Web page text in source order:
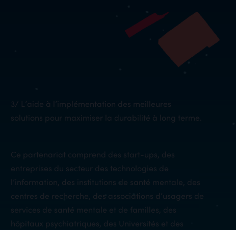
3/ L’aide à l’implémentation des meilleures
solutions pour maximiser la durabilité à long terme.
Ce partenariat comprend des start-ups, des
entreprises du secteur des technologies de
l’information, des institutions de santé mentale, des
centres de recherche, des associations d’usagers de
services de santé mentale et de familles, des
hôpitaux psychiatriques, des Universités et des